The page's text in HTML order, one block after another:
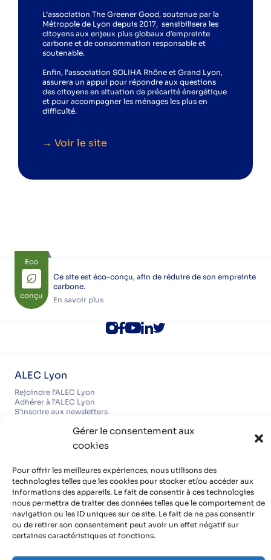
Gérer le consentement aux
cookies
Pour offrir les meilleures expériences, nous utilisons des
technologies telles que les cookies pour stocker et/ou accéder aux
informations des appareils. Le fait de consentir à ces technologies
nous permettra de traiter des données telles que le comportement de
navigation ou les ID uniques sur ce site. Le fait de ne pas consentir
ou de retirer son consentement peut avoir un effet négatif sur
certaines caractéristiques et fonctions.
L’association The Greener Good, soutenue par la
Métropole de Lyon depuis 2017, sensibilisera les
citoyens aux enjeux plus globaux d’empreinte
carbone et de consommation responsable et
soutenable.
Enfin, l’association SOLIHA Rhône et Grand Lyon,
assurera un appui pour répondre aux questions
des citoyens en situation de précarité énergétique
et pour accompagner les ménages les plus en
difficulté.
→ Voir le site
Eco
conçu
Ce site est éco-conçu, afin de réduire de son empreinte
carbone.
En savoir plus
ALEC Lyon
Rejoindre l’ALEC Lyon
Adhérer à l’ALEC Lyon
S’inscrire aux newsletters
Découvrir nos partenaires, réseaux, soutiens
Infos pratiques
Mentions légales
Politique de confidentialité
Contact
Organisme de formation certifié QUALIOPI
Avec le soutien de